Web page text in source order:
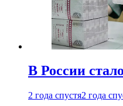
В России
2 года спустя2 года